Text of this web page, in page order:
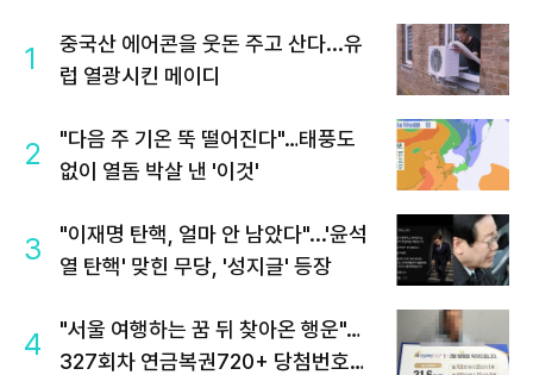
1
중국산 에어콘을 웃돈 주고 산다...유
럽 열광시킨 메이디
2
"다음 주 기온 뚝 떨어진다"…태풍도
없이 열돔 박살 낸 '이것'
3
"이재명 탄핵, 얼마 안 남았다"...'윤석
열 탄핵' 맞힌 무당, '성지글' 등장
4
"서울 여행하는 꿈 뒤 찾아온 행운"…
327회차 연금복권720+ 당첨번호조